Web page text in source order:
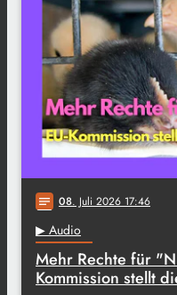
notes 08. Juli 2026 17:46
▶ Audio
Mehr Rechte für
Kommission stellt